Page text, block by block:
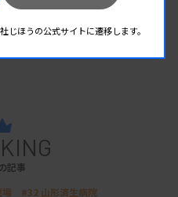
記事
場 #32 山形済生病院
ほうの公式サイトに遷移します。